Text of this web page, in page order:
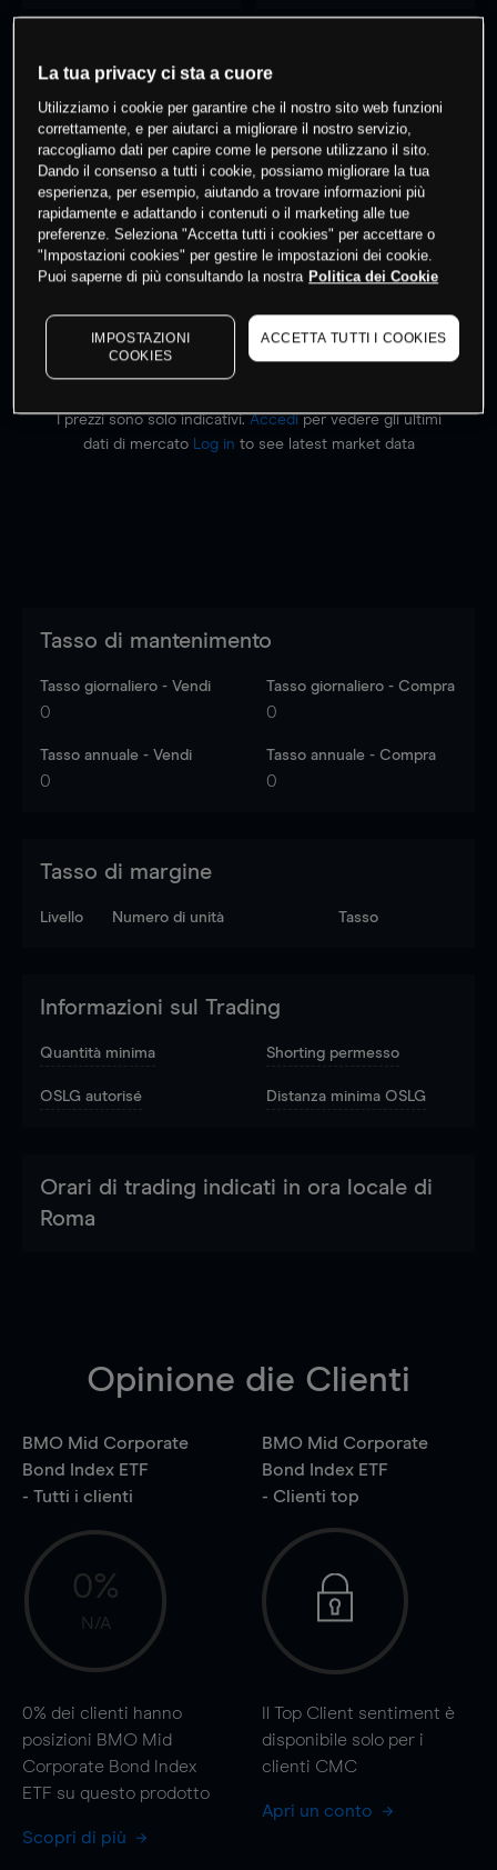
- -
0% dei clienti hanno posizionisu
questo prodotto
Fai trading
I prezzi sono solo indicativi.Accediper vedere gli ultimi
dati di mercato
Log in to see latest market data
Tasso di mantenimento
Tasso giornaliero - Vendi
0
Tasso giornaliero - Compra
0
Tasso annuale - Vendi
0
Tasso annuale - Compra
0
Tasso di margine
Livello Numero di unità Tasso
Informazioni sul Trading
Quantità minima Shorting permesso
OSLG autorisé Distanza minima OSLG
Orari di trading indicati in ora locale di
Roma
Opinione die Clienti
BMO Mid Corporate
Bond Index ETF
- Tutti i clienti
0%
N/A
0% dei clienti hanno
posizioni BMO Mid
Corporate Bond Index
ETF su questo prodotto
Scopri di più
BMO Mid Corporate
Bond Index ETF
- Clienti top
Il Top Client sentiment è
disponibile solo per i
clienti CMC
Apri un conto
La tua privacy ci sta a cuore
Utilizziamo i cookie per garantire che il nostro sito web funzioni
correttamente, e per aiutarci a migliorare il nostro servizio,
raccogliamo dati per capire come le persone utilizzano il sito.
Dando il consenso a tutti i cookie, possiamo migliorare la tua
esperienza, per esempio, aiutando a trovare informazioni più
rapidamente e adattando i contenuti o il marketing alle tue
preferenze. Seleziona "Accetta tutti i cookies" per accettare o
"Impostazioni cookies" per gestire le impostazioni dei cookie.
Puoi saperne di più consultando la nostra Politica dei Cookie
IMPOSTAZIONI
COOKIES
ACCETTA TUTTI I COOKIES